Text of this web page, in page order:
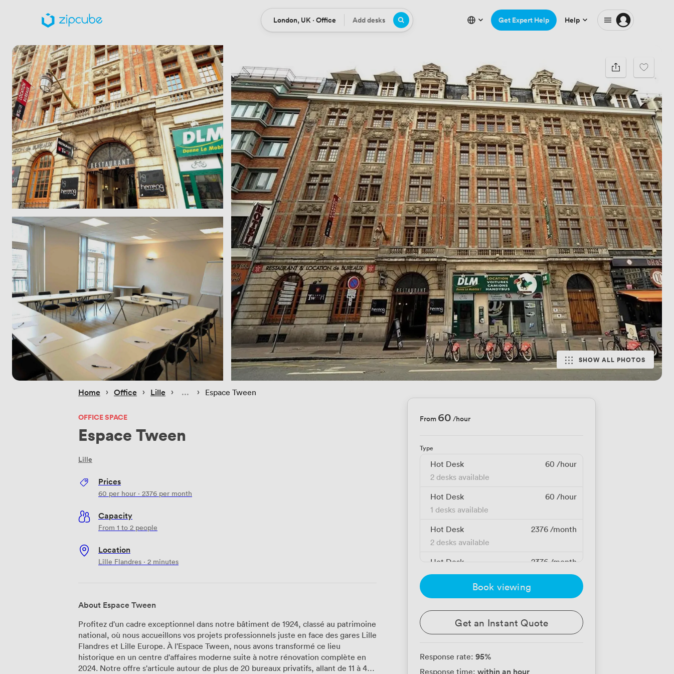
Location
London, UK · Office Desks
Add desks Get Expert Help Help
SHOW ALL PHOTOS
Home › Office › Lille › › Espace Tween
OFFICE SPACE
Espace Tween
Lille
Prices
60 per hour · 2376 per month
Capacity
From 1 to 2 people
Location
Lille Flandres · 2 minutes
About Espace Tween
Profitez d'un cadre exceptionnel dans notre bâtiment de 1924, classé au patrimoine
national, où nous accueillons vos projets professionnels juste en face des gares Lille
Flandres et Lille Europe. À l'Espace Tween, nous avons transformé ce lieu
historique en un centre d'affaires moderne suite à notre rénovation complète en
2024. Notre offre s'articule autour de plus de 20 bureaux privatifs, allant de 11 à 40
From 60 /hour
Type
Hot Desk 60 /hour
2 desks available
Hot Desk
60 /hour
1 desks available
Hot Desk
2376 /month
2 desks available
Hot Desk
2376 /month
1 desks available
Book viewing
Get an Instant Quote
Response rate: 95%
Response time: within an hour